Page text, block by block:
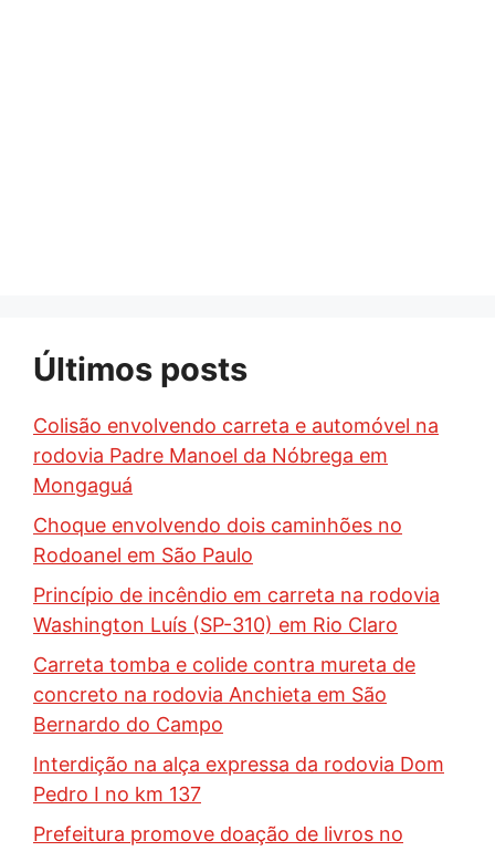
Últimos posts
Colisão envolvendo carreta e automóvel na
rodovia Padre Manoel da Nóbrega em
Mongaguá
Choque envolvendo dois caminhões no
Rodoanel em São Paulo
Princípio de incêndio em carreta na rodovia
Washington Luís (SP-310) em Rio Claro
Carreta tomba e colide contra mureta de
concreto na rodovia Anchieta em São
Bernardo do Campo
Interdição na alça expressa da rodovia Dom
Pedro I no km 137
Prefeitura promove doação de livros no